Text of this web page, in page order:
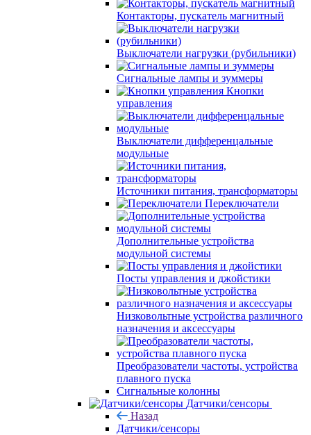
Контакторы, пускатель магнитный
Выключатели нагрузки (рубильники)
Сигнальные лампы и зуммеры
Кнопки
управления
Выключатели дифференцальные
модульные
Источники питания, трансформаторы
Переключатели
Дополнительные устройства
модульной системы
Посты управления и джойстики
Низковольтные устройства различного
назначения и аксессуары
Преобразователи частоты, устройства
плавного пуска
Сигнальные колонны
Датчики/сенсоры
Назад
Датчики/сенсоры